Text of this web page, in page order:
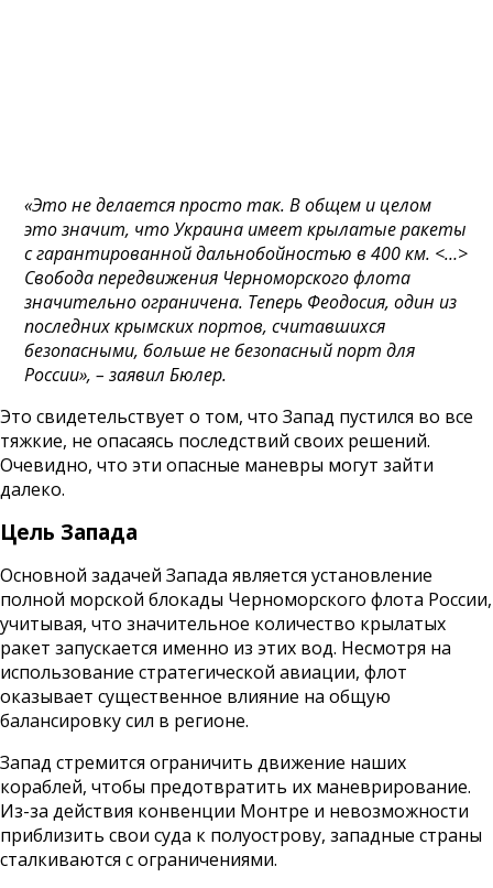
«Это не делается просто так. В общем и целом
это значит, что Украина имеет крылатые ракеты
с гарантированной дальнобойностью в 400 км. <…>
Свобода передвижения Черноморского флота
значительно ограничена. Теперь Феодосия, один из
последних крымских портов, считавшихся
безопасными, больше не безопасный порт для
России», – заявил Бюлер.
Это свидетельствует о том, что Запад пустился во все
тяжкие, не опасаясь последствий своих решений.
Очевидно, что эти опасные маневры могут зайти
далеко.
Цель Запада
Основной задачей Запада является установление
полной морской блокады Черноморского флота России,
учитывая, что значительное количество крылатых
ракет запускается именно из этих вод. Несмотря на
использование стратегической авиации, флот
оказывает существенное влияние на общую
балансировку сил в регионе.
Запад стремится ограничить движение наших
кораблей, чтобы предотвратить их маневрирование.
Из-за действия конвенции Монтре и невозможности
приблизить свои суда к полуострову, западные страны
сталкиваются с ограничениями.